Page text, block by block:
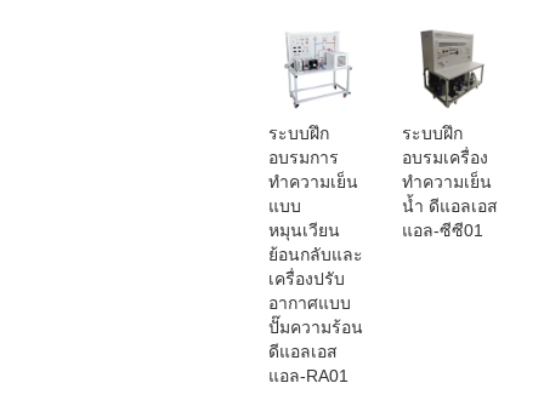
ระบบฝึก
อบรมการ
ทำความเย็น
แบบ
หมุนเวียน
ย้อนกลับและ
เครื่องปรับ
อากาศแบบ
ปั๊มความร้อน
ดีแอลเอส
แอล-RA01
ระบบฝึก
อบรมเครื่อง
ทำความเย็น
น้ำ ดีแอลเอส
แอล-ซีซี01